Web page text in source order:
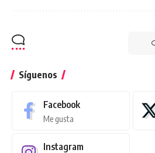
Síguenos
Facebook
Me gusta
Instagram